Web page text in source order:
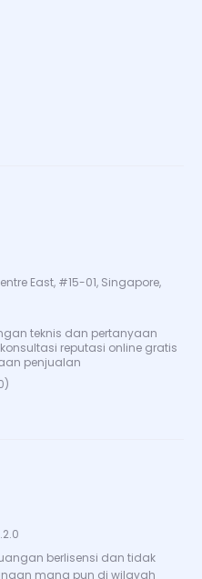
East, #15-01, Singapore,
teknis dan pertanyaan
reputasi online gratis
penjualan
berlisensi dan tidak
mana pun di wilayah